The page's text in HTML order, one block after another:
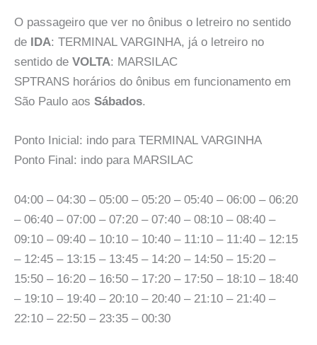
O passageiro que ver no ônibus o letreiro no sentido
de
IDA: TERMINAL VARGINHA, já o letreiro no
sentido de VOLTA: MARSILAC
SPTRANS horários do ônibus em funcionamento em
São Paulo aos Sábados.
Ponto Inicial: indo para TERMINAL VARGINHA
Ponto Final: indo para MARSILAC
04:00 – 04:30 – 05:00 – 05:20 – 05:40 – 06:00 – 06:20
– 06:40 – 07:00 – 07:20 – 07:40 – 08:10 – 08:40 –
09:10 – 09:40 – 10:10 – 10:40 – 11:10 – 11:40 – 12:15
– 12:45 – 13:15 – 13:45 – 14:20 – 14:50 – 15:20 –
15:50 – 16:20 – 16:50 – 17:20 – 17:50 – 18:10 – 18:40
– 19:10 – 19:40 – 20:10 – 20:40 – 21:10 – 21:40 –
22:10 – 22:50 – 23:35 – 00:30